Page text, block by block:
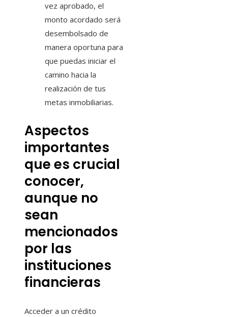
vez aprobado, el
monto acordado será
desembolsado de
manera oportuna para
que puedas iniciar el
camino hacia la
realización de tus
metas inmobiliarias.
Aspectos
importantes
que es crucial
conocer,
aunque no
sean
mencionados
por las
instituciones
financieras
Acceder a un crédito